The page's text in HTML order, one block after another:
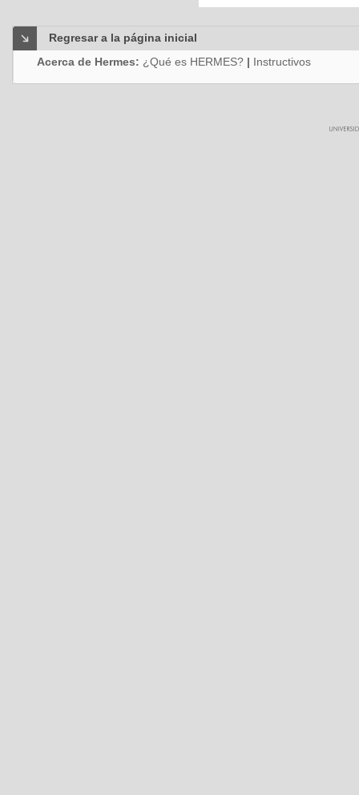
Regresar a la página inicial
Acerca de Hermes: ¿Qué es HERMES? | Instructivos